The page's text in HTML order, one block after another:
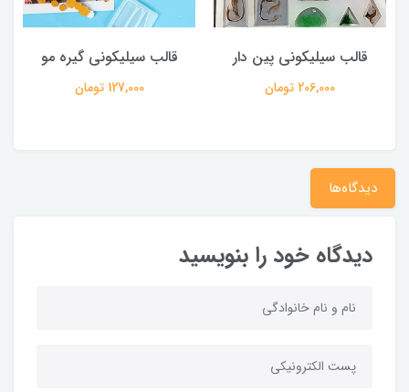
قالب سیلیکونی پین دار
206,000 تومان
قالب سیلیکونی گیره مو
127,000 تومان
دیدگاه‌ها
دیدگاه خود را بنویسید